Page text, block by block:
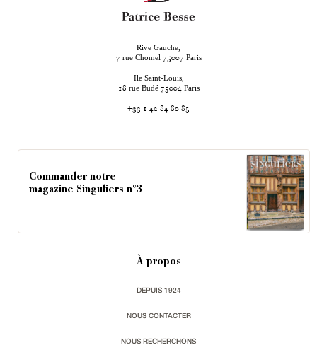
Rive Gauche,
7 rue Chomel 75007 Paris
Ile Saint-Louis,
18 rue Budé 75004 Paris
+33 1 42 84 80 85
Commander notre
magazine Singuliers n°3
À propos
DEPUIS 1924
NOUS CONTACTER
NOUS RECHERCHONS